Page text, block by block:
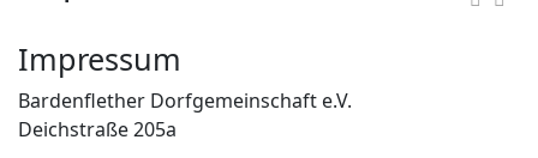
Impressum
Bardenflether Dorfgemeinschaft e.V.
Deichstraße 205a